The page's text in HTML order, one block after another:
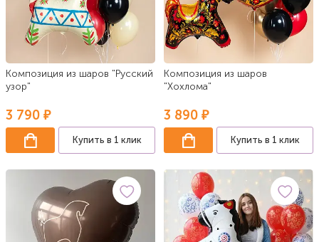
Композиция из шаров "Русский
узор"
3 790 ₽
Купить в 1 клик
Композиция из шаров
"Хохлома"
3 890 ₽
Купить в 1 клик